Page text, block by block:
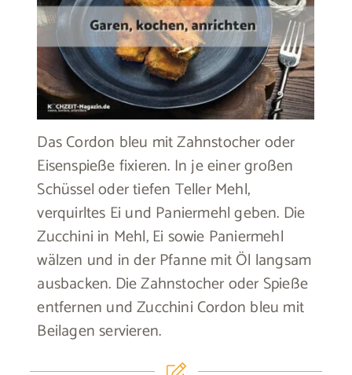
Das Cordon bleu mit Zahnstocher oder
Eisenspieße fixieren. In je einer großen
Schüssel oder tiefen Teller Mehl,
verquirltes Ei und Paniermehl geben. Die
Zucchini in Mehl, Ei sowie Paniermehl
wälzen und in der Pfanne mit Öl langsam
ausbacken. Die Zahnstocher oder Spieße
entfernen und Zucchini Cordon bleu mit
Beilagen servieren.